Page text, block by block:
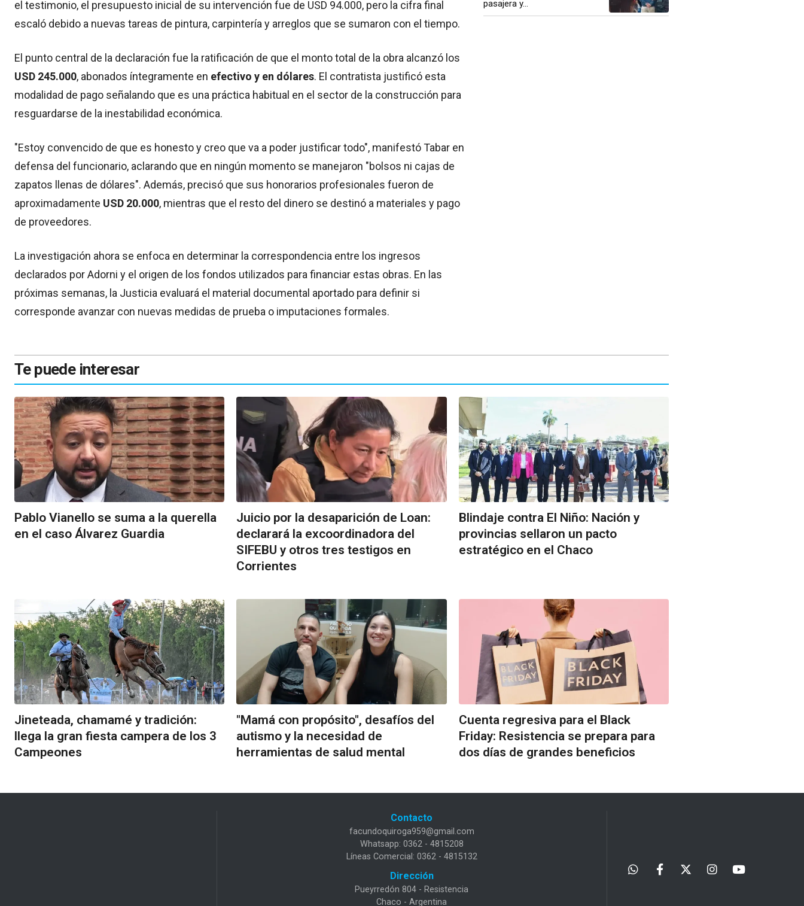
el testimonio, el presupuesto inicial de su intervención fue de USD 94.000, pero la cifra final
escaló debido a nuevas tareas de pintura, carpintería y arreglos que se sumaron con el tiempo.
El punto central de la declaración fue la ratificación de que el monto total de la obra alcanzó los
USD 245.000, abonados íntegramente en efectivo y en dólares. El contratista justificó esta
modalidad de pago señalando que es una práctica habitual en el sector de la construcción para
resguardarse de la inestabilidad económica.
"Estoy convencido de que es honesto y creo que va a poder justificar todo", manifestó Tabar en
defensa del funcionario, aclarando que en ningún momento se manejaron "bolsos ni cajas de
zapatos llenas de dólares". Además, precisó que sus honorarios profesionales fueron de
aproximadamente USD 20.000, mientras que el resto del dinero se destinó a materiales y pago
de proveedores.
La investigación ahora se enfoca en determinar la correspondencia entre los ingresos
declarados por Adorni y el origen de los fondos utilizados para financiar estas obras. En las
próximas semanas, la Justicia evaluará el material documental aportado para definir si
corresponde avanzar con nuevas medidas de prueba o imputaciones formales.
pasajera y...
Te puede interesar
Pablo Vianello se suma a la querella
en el caso Álvarez Guardia
Juicio por la desaparición de Loan:
declarará la excoordinadora del
SIFEBU y otros tres testigos en
Corrientes
Blindaje contra El Niño: Nación y
provincias sellaron un pacto
estratégico en el Chaco
Jineteada, chamamé y tradición:
llega la gran fiesta campera de los 3
Campeones
"Mamá con propósito", desafíos del
autismo y la necesidad de
herramientas de salud mental
Cuenta regresiva para el Black
Friday: Resistencia se prepara para
dos días de grandes beneficios
Contacto
facundoquiroga959@gmail.com
Whatsapp: 0362 - 4815208
Líneas Comercial: 0362 - 4815132
Dirección
Pueyrredón 804 - Resistencia
Chaco - Argentina